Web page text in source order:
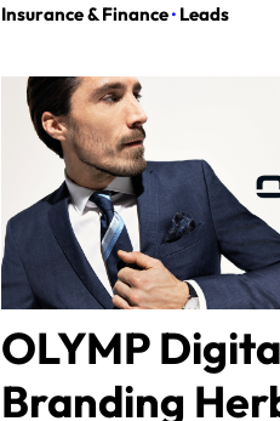
Insurance & Finance· Leads
OLYMP
Branding